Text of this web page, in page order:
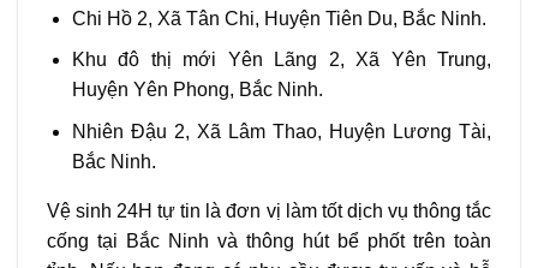
Chi Hồ 2, Xã Tân Chi, Huyện Tiên Du, Bắc Ninh.
Khu đô thị mới Yên Lãng 2, Xã Yên Trung,
Huyện Yên Phong, Bắc Ninh.
Nhiên Đậu 2, Xã Lâm Thao, Huyện Lương Tài,
Bắc Ninh.
Vệ sinh 24H tự tin là đơn vị làm tốt dịch vụ thông tắc
cống tại Bắc Ninh và thông hút bể phốt trên toàn